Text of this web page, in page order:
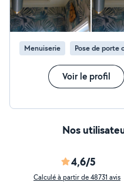
Menuiserie Pose de porte
Voir le profil
Nos
4,6/5
Calculé à partir de 48731 avis